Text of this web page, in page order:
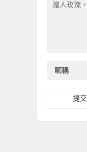
昵稱
提交